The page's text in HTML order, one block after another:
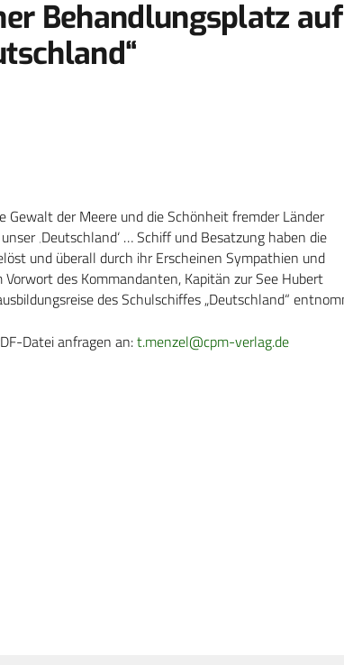
Behandlungsplatz auf
Gewalt der Meere und die Schönheit fremder Länder
‚Deutschland‘ … Schiff und Besatzung haben die
und überall durch ihr Erscheinen Sympathien und
des Kommandanten, Kapitän zur See Hubert
des Schulschiffes „Deutschland“
Datei anfragen an:t.menzel@cpm-verlag.de